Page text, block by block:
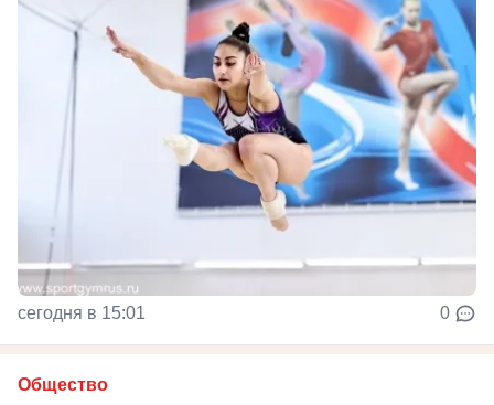
сегодня в 15:01 0
Общество